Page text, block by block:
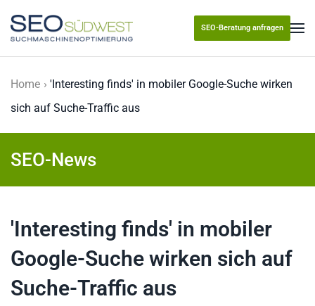
Skip to main content
SEO-Beratung anfragen
Home
'Interesting finds' in mobiler Google-Suche wirken
sich auf Suche-Traffic aus
SEO-News
'Interesting finds' in mobiler
Google-Suche wirken sich auf
Suche-Traffic aus